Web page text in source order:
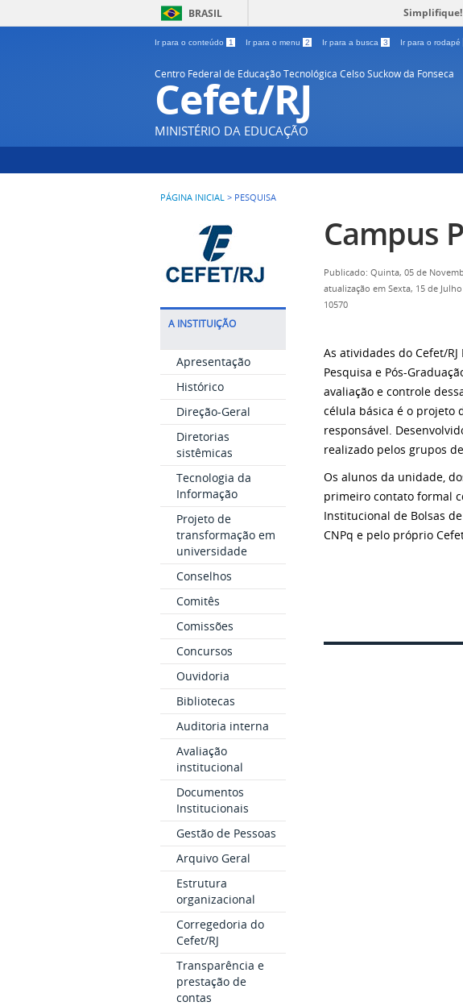
BRASIL Simplifique!
Ir para o conteúdo 1 Ir para o menu 2 Ir para a busca 3 Ir para o rodapé
Centro Federal de Educação Tecnológica Celso Suckow da Fonseca
Cefet/RJ
MINISTÉRIO DA EDUCAÇÃO
PÁGINA INICIAL > PESQUISA
A INSTITUIÇÃO
Apresentação
Histórico
Direção-Geral
Diretorias
sistêmicas
Tecnologia da
Informação
Projeto de
transformação em
universidade
Conselhos
Comitês
Comissões
Concursos
Ouvidoria
Bibliotecas
Auditoria interna
Avaliação
institucional
Documentos
Institucionais
Gestão de Pessoas
Arquivo Geral
Estrutura
organizacional
Corregedoria do
Cefet/RJ
Transparência e
prestação de
contas
Campus
Publicado: Quinta, 05 de
atualização em Sexta, 15 de
10570
As atividades do Cefet/
Pesquisa e Pós-
avaliação e controle
célula básica é o projeto
responsável.
realizado pelos grupos
Os alunos da unidade,
primeiro contato formal
Institucional de Bolsas
CNPq e pelo próprio